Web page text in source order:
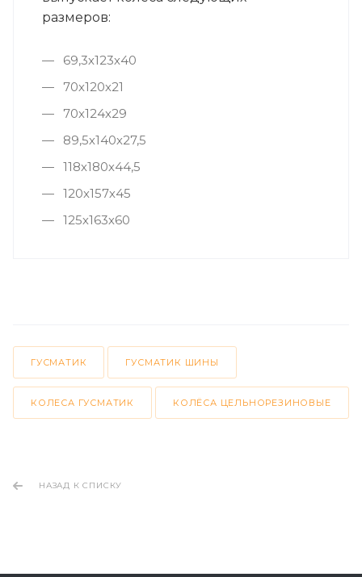
размеров:
69,3х123х40
70х120х21
70х124х29
89,5х140х27,5
118х180х44,5
120х157х45
125х163х60
ГУСМАТИК ГУСМАТИК ШИНЫ
КОЛЕСА ГУСМАТИК КОЛЁСА ЦЕЛЬНОРЕЗИНОВЫЕ
НАЗАД К СПИСКУ